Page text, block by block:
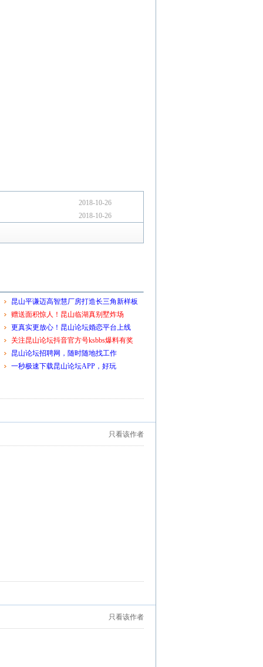
2018-10-26
2018-10-26
昆山平谦迈高智慧厂房打造长三角新样板
赠送面积惊人！昆山临湖真别墅炸场
更真实更放心！昆山论坛婚恋平台上线
关注昆山论坛抖音官方号ksbbs爆料有奖
昆山论坛招聘网，随时随地找工作
一秒极速下载昆山论坛APP，好玩
只看该作者
只看该作者